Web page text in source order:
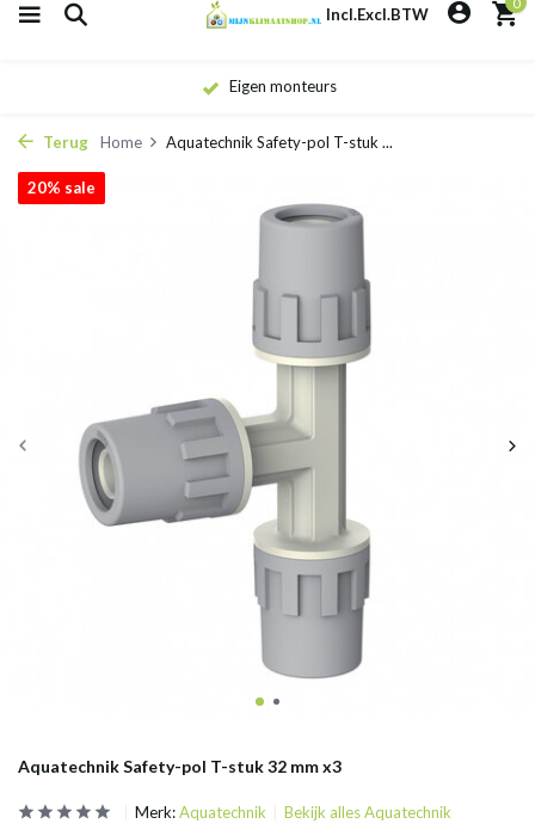
Incl.Excl.BTW
Eigen monteurs
Terug Home Aquatechnik Safety-pol T-stuk ...
Aquatechnik Safety-pol T-stuk 32 mm x3
20% sale
Merk:Aquatechnik Bekijk alles Aquatechnik